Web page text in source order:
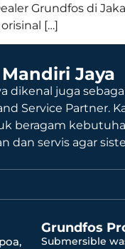
Grundfos di
[…]
Jaya
dikenal juga
Service Partner.
beragam
dan servis agar
Grundfos
Submersible